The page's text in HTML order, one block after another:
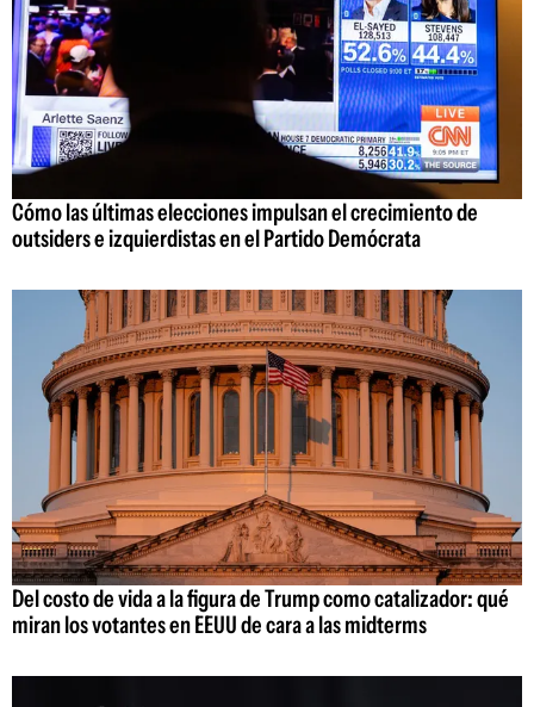
Cómo las últimas elecciones impulsan el crecimiento de
outsiders e izquierdistas en el Partido Demócrata
Del costo de vida a la figura de Trump como catalizador: qué
miran los votantes en EEUU de cara a las midterms